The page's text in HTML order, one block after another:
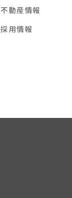
不動産情報
採用情報